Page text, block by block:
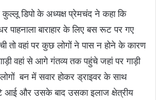
डिपो के अध्यक्ष प्रेमचंद ने कहा कि
पाहनाला बाराहार के लिए बस रूट पर गए
तो वहां पर कुछ लोगों ने पास न होने के कारण
वहां से आगे गंतव्य तक पहुंचे जहां पर गाड़ी
बन में सवार होकर ड्राइवर के साथ
आई और उसके बाद उसका इलाज क्षेत्रीय